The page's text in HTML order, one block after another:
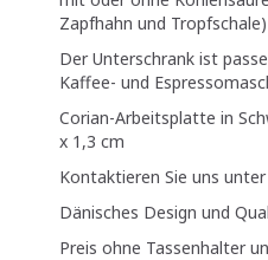
Zapfhahn und Tropfschale)
Der Unterschrank ist
Kaffee- und
Corian-Arbeitsplatte in
x 1,3 cm
Kontaktieren Sie uns unter
Dänisches Design und
Preis ohne Tassenhalter